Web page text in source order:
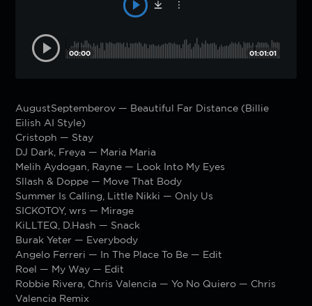
00:00 01:01:01
AugustSeptemberov — Beautiful Far Distance (Billie
Eilish AI Style)
Cristoph — Stay
DJ Dark, Freya — Maria Maria
Melih Aydogan, Rayne — Look Into My Eyes
Sllash & Doppe — Move That Body
Summer Is Calling, Little Nikki — Only Us
SICKOTOY, wrs — Mirage
KiLLTEQ, D.Hash — Snack
Burak Yeter — Everybody
Angelo Ferreri — In The Place To Be — Edit
Roel — My Way — Edit
Robbie Rivera, Chris Valencia — Yo No Quiero — Chris
Valencia Remix